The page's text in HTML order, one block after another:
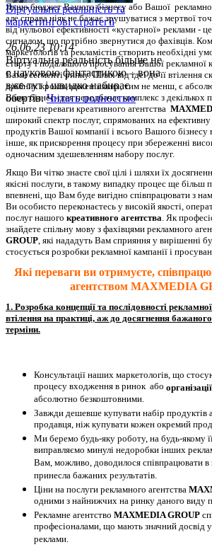
Віртуальна реальність та
маркетингові стратегії
26.06.23 10:14
Віртуальна реальність більше не
є науковою фантастикою – вона
вже тут і швидко набирає
обертів.Читать полностью
Якщо бюджет Вашого бізнесу або Вашої
але справа ніяк не бажає зрушуватися з мертвої
від нульової ефективності «кустарної» реклами -
сигналом, що потрібно звернутися до фахівців.
маркетологів та рекламістів створить необхідні
старту і подальшого просування Вашої рекламної
Вами сегменті ринку. Шлях від ідеї до її втілення
дрібних кроків, кожен з яких, тим не менш, є
Ваша бізнес-ідея передбачає комплекс з декількох
оціните переваги креативного агентства
широкий спектр послуг, спрямованих на
продуктів Вашої компанії і всього Вашого
інше, як прискорення процесу при збереженні
одночасним здешевленням набору послуг.
Якщо Ви чітко знаєте свої цілі і шляхи їх
якісні послуги, в такому випадку процес ще
впевнені, що Вам буде вигідно співпрацювати з
Ви особисто переконаєтесь у високій якості,
послуг нашого креативного агентства. Як
знайдете спільну мову з фахівцями рекламного
GROUP, які нададуть Вам сприяння у вирішенні
стосується розробки рекламної кампанії і
Які переваги ви отримуєте,
агентством MAXMEDIA
1. Розробка концепції та послідовності
втілення на практиці, аж до досягнення бажаного
терміни.
Консультації наших маркетологів, що
процесу входження в ринок  або
абсолютно безкоштовними.
Завжди дешевше купувати набір продуктів
продавця, ніж купувати кожен окремий
Ми беремо будь-яку роботу, на будь-якому її
виправляємо минулі недоробки інших
Вам, можливо, доводилося співпрацювати в
принесла бажаних результатів.
Ціни на послуги рекламного агентства
одними з найнижчих на ринку даного виду
Рекламне агентство MAXMEDIA GROUP
професіоналами, що мають значний досвід
реклами.